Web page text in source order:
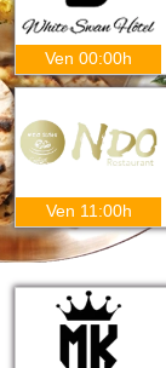
Ven 00:00h
Ven 11:00h